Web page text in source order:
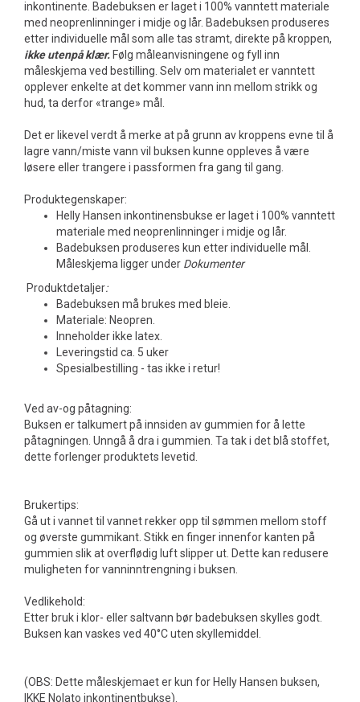
inkontinente. Badebuksen er laget i 100% vanntett materiale
med neoprenlinninger i midje og lår. Badebuksen produseres
etter individuelle mål som alle tas stramt, direkte på kroppen,
ikke utenpå klær. Følg måleanvisningene og fyll inn
måleskjema ved bestilling. Selv om materialet er vanntett
opplever enkelte at det kommer vann inn mellom strikk og
hud, ta derfor «trange» mål.
Det er likevel verdt å merke at på grunn av kroppens evne til å
lagre vann/miste vann vil buksen kunne oppleves å være
løsere eller trangere i passformen fra gang til gang.
Produktegenskaper:
Helly Hansen inkontinensbukse er laget i 100% vanntett
materiale med neoprenlinninger i midje og lår.
Badebuksen produseres kun etter individuelle mål.
Måleskjema ligger under Dokumenter
Produktdetaljer:
Badebuksen må brukes med bleie.
Materiale: Neopren.
Inneholder ikke latex.
Leveringstid ca. 5 uker
Spesialbestilling - tas ikke i retur!
Ved av-og påtagning:
Buksen er talkumert på innsiden av gummien for å lette
påtagningen. Unngå å dra i gummien. Ta tak i det blå stoffet,
dette forlenger produktets levetid.
Brukertips:
Gå ut i vannet til vannet rekker opp til sømmen mellom stoff
og øverste gummikant. Stikk en finger innenfor kanten på
gummien slik at overflødig luft slipper ut. Dette kan redusere
muligheten for vanninntrengning i buksen.
Vedlikehold:
Etter bruk i klor- eller saltvann bør badebuksen skylles godt.
Buksen kan vaskes ved 40°C uten skyllemiddel.
(OBS: Dette måleskjemaet er kun for Helly Hansen buksen,
IKKE Nolato inkontinentbukse).